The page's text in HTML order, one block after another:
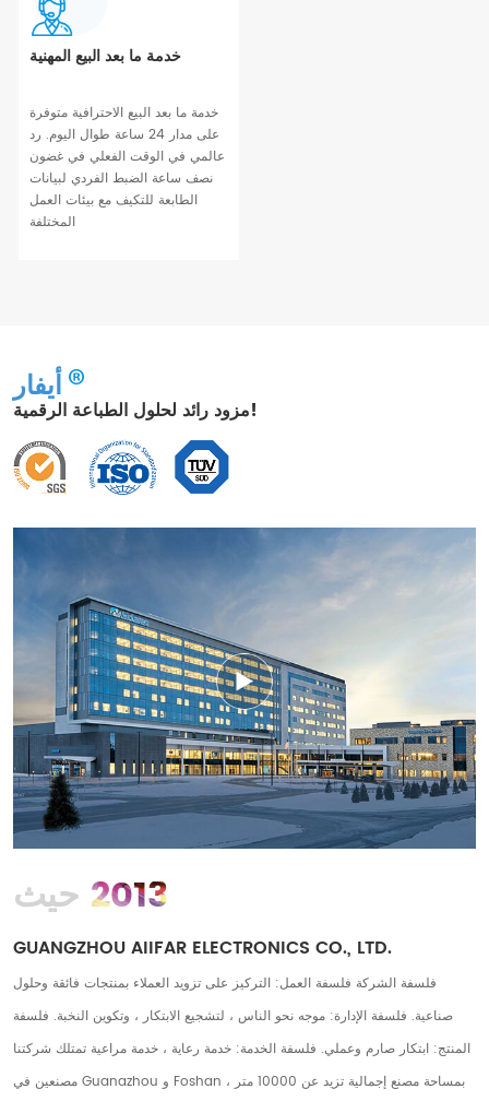
خدمة ما بعد البيع المهنية
خدمة ما بعد البيع الاحترافية متوفرة
على مدار 24 ساعة طوال اليوم. رد
عالمي في الوقت الفعلي في غضون
نصف ساعة الضبط الفردي لبيانات
الطابعة للتكيف مع بيئات العمل
المختلفة
أيفار
مزود رائد لحلول الطباعة الرقمية!
حيث 2013
GUANGZHOU AIIFAR ELECTRONICS CO., LTD.
فلسفة الشركة فلسفة العمل: التركيز على تزويد العملاء بمنتجات فائقة وحلول
صناعية. فلسفة الإدارة: موجه نحو الناس ، لتشجيع الابتكار ، وتكوين النخبة. فلسفة
المنتج: ابتكار صارم وعملي. فلسفة الخدمة: خدمة رعاية ، خدمة مراعية تمتلك شركتنا
مصنعين في Guanazhou و Foshan ، بمساحة مصنع إجمالية تزيد عن 10000 متر